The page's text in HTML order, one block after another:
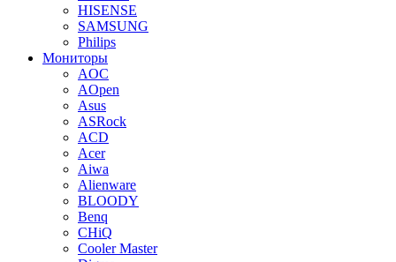
HISENSE
SAMSUNG
Philips
Мониторы
AOC
AOpen
Asus
ASRock
ACD
Acer
Aiwa
Alienware
BLOODY
Benq
CHiQ
Cooler Master